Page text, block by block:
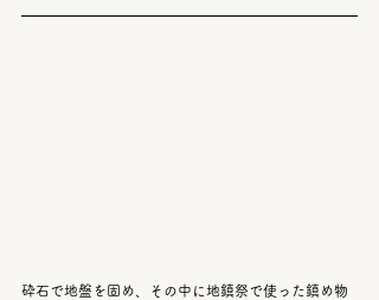
砕石で地盤を固め、その中に地鎮祭で使った鎮め物